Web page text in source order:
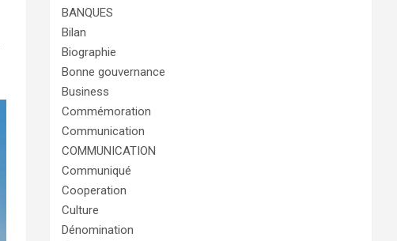
BANQUES
Bilan
Biographie
Bonne gouvernance
Business
Commémoration
Communication
COMMUNICATION
Communiqué
Cooperation
Culture
Dénomination